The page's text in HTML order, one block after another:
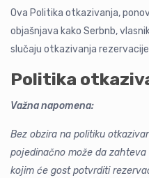
Ova Politika otkazivanja,
objašnjava kako Serbnb,
slučaju otkazivanja
Politika
Važna napomena:
Bez obzira na politiku
pojedinačno može da
kojim će gost potvrditi